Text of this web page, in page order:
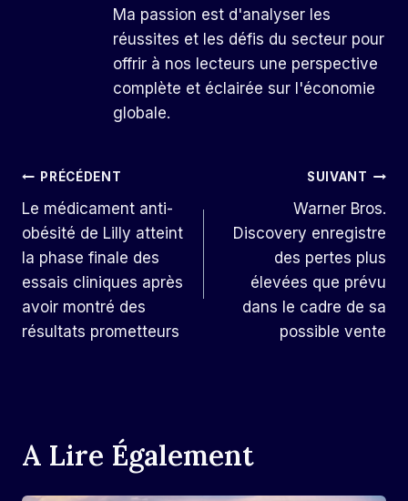
Ma passion est d'analyser les
réussites et les défis du secteur pour
offrir à nos lecteurs une perspective
complète et éclairée sur l'économie
globale.
Navigation
De
L’article
PRÉCÉDENT
Le médicament anti-
obésité de Lilly atteint
la phase finale des
essais cliniques après
avoir montré des
résultats prometteurs
SUIVANT
Warner Bros.
Discovery enregistre
des pertes plus
élevées que prévu
dans le cadre de sa
possible vente
A Lire Également